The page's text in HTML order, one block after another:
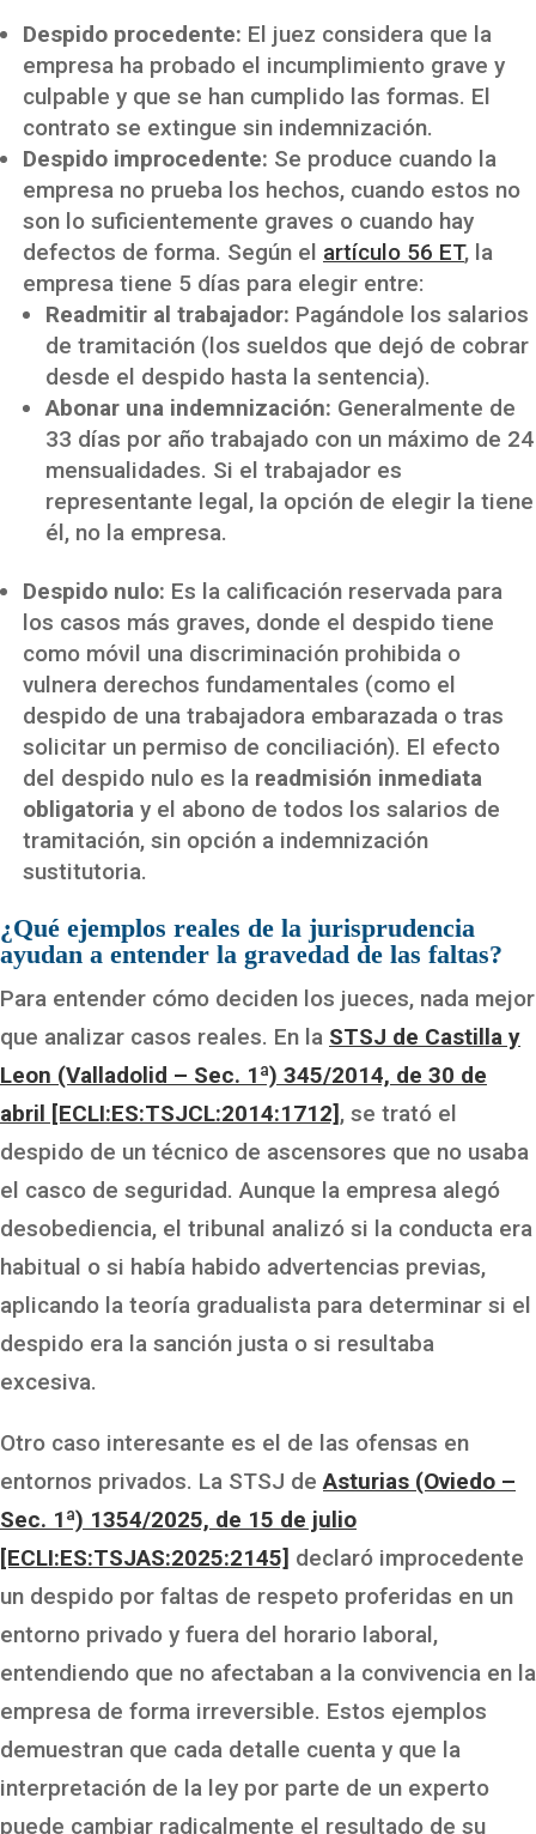
Despido procedente: El juez considera que la
empresa ha probado el incumplimiento grave y
culpable y que se han cumplido las formas. El
contrato se extingue sin indemnización.
Despido improcedente: Se produce cuando la
empresa no prueba los hechos, cuando estos no
son lo suficientemente graves o cuando hay
defectos de forma. Según el artículo 56 ET, la
empresa tiene 5 días para elegir entre:
Readmitir al trabajador: Pagándole los salarios
de tramitación (los sueldos que dejó de cobrar
desde el despido hasta la sentencia).
Abonar una indemnización: Generalmente de
33 días por año trabajado con un máximo de 24
mensualidades. Si el trabajador es
representante legal, la opción de elegir la tiene
él, no la empresa.
Despido nulo: Es la calificación reservada para
los casos más graves, donde el despido tiene
como móvil una discriminación prohibida o
vulnera derechos fundamentales (como el
despido de una trabajadora embarazada o tras
solicitar un permiso de conciliación). El efecto
del despido nulo es la readmisión inmediata
obligatoria y el abono de todos los salarios de
tramitación, sin opción a indemnización
sustitutoria.
¿Qué ejemplos reales de la jurisprudencia
ayudan a entender la gravedad de las faltas?
Para entender cómo deciden los jueces, nada mejor
que analizar casos reales. En la STSJ de Castilla y
Leon (Valladolid – Sec. 1ª) 345/2014, de 30 de
abril [ECLI:ES:TSJCL:2014:1712], se trató el
despido de un técnico de ascensores que no usaba
el casco de seguridad. Aunque la empresa alegó
desobediencia, el tribunal analizó si la conducta era
habitual o si había habido advertencias previas,
aplicando la teoría gradualista para determinar si el
despido era la sanción justa o si resultaba
excesiva.
Otro caso interesante es el de las ofensas en
entornos privados. La STSJ de Asturias (Oviedo –
Sec. 1ª) 1354/2025, de 15 de julio
[ECLI:ES:TSJAS:2025:2145] declaró improcedente
un despido por faltas de respeto proferidas en un
entorno privado y fuera del horario laboral,
entendiendo que no afectaban a la convivencia en la
empresa de forma irreversible. Estos ejemplos
demuestran que cada detalle cuenta y que la
interpretación de la ley por parte de un experto
puede cambiar radicalmente el resultado de su